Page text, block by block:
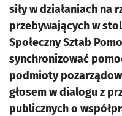
siły w działaniach na
przebywających w
Społeczny Sztab
synchronizować
podmioty
głosem w dialogu z
publicznych o